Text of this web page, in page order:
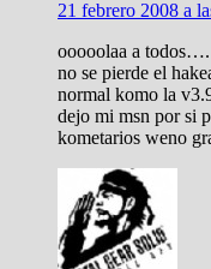
21 febrero 2008 a
ooooolaa a todos….
no se pierde el
normal komo la
dejo mi msn por si
kometarios weno